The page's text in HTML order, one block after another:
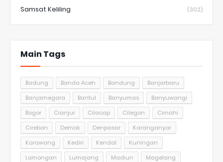
Samsat Keliling (302)
Main Tags
Badung Banda Aceh Bandung
Banjarbaru
Banjarnegara
Bantul Banyumas
Banyuwangi
Bogor
Cianjur Cilacap Cilegon
Cimahi
Cirebon
Demak Denpasar
Karanganyar
Karawang
Kediri Kendal
Kuningan
Lamongan
Lumajang Madiun
Magelang